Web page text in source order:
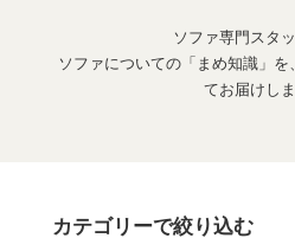
ソファ専門スタ
ソファについての「まめ知識」
てお届けしま
カテゴリーで絞り込む